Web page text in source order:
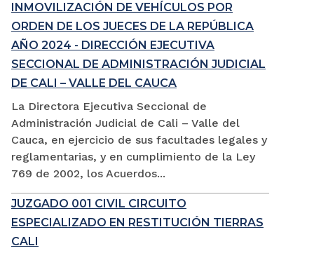
INMOVILIZACIÓN DE VEHÍCULOS POR
ORDEN DE LOS JUECES DE LA REPÚBLICA
AÑO 2024 - DIRECCIÓN EJECUTIVA
SECCIONAL DE ADMINISTRACIÓN JUDICIAL
DE CALI – VALLE DEL CAUCA
La Directora Ejecutiva Seccional de
Administración Judicial de Cali – Valle del
Cauca, en ejercicio de sus facultades legales y
reglamentarias, y en cumplimiento de la Ley
769 de 2002, los Acuerdos...
JUZGADO 001 CIVIL CIRCUITO
ESPECIALIZADO EN RESTITUCIÓN TIERRAS
CALI